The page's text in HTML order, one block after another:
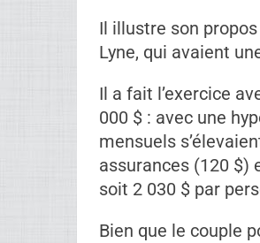
Il illustre son
Lyne, qui avaient
Il a fait l’exercice
000 $ : avec une
mensuels
assurances (120 $)
soit 2 030 $ par
Bien que le couple